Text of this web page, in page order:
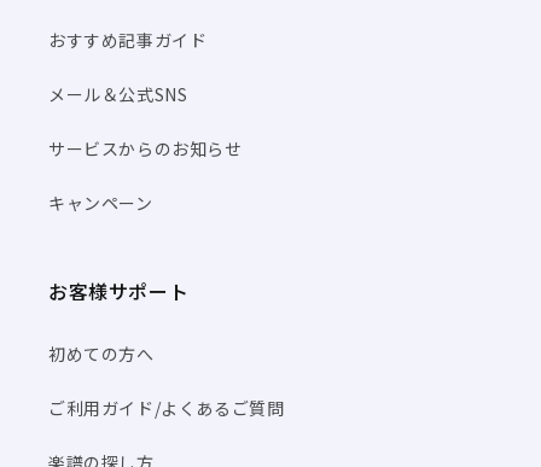
おすすめ記事ガイド
メール＆公式SNS
サービスからのお知らせ
キャンペーン
お客様サポート
初めての方へ
ご利用ガイド/よくあるご質問